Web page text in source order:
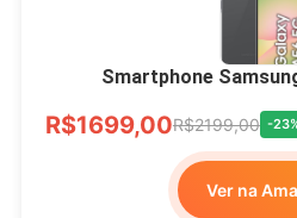
Smartphone
R$1699,00R$2199,00 -
Ver na